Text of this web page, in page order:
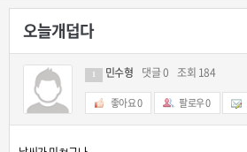
오늘개덥다
민수형 댓글 0 조회 184
좋아요0 팔로우0